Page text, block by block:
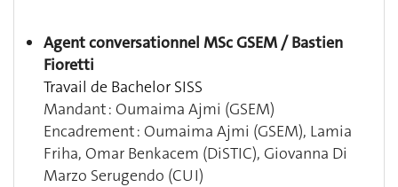
Agent conversationnel MSc GSEM / Bastien
Fioretti
Travail de Bachelor SISS
Mandant : Oumaima Ajmi (GSEM)
Encadrement : Oumaima Ajmi (GSEM), Lamia
Friha, Omar Benkacem (DiSTIC), Giovanna Di
Marzo Serugendo (CUI)